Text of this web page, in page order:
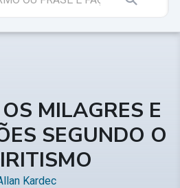
MILAGRES E
SEGUNDO O
Kardec